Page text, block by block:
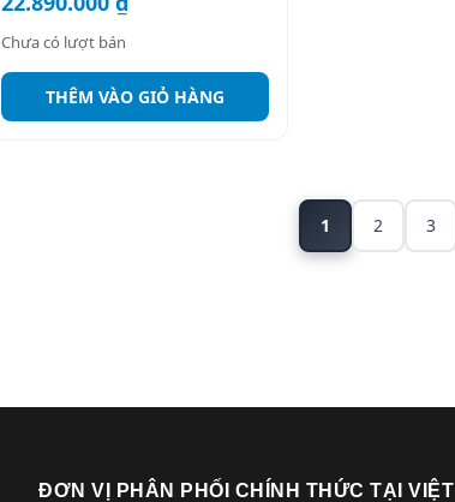
Chưa có lượt bán
THÊM VÀO GIỎ HÀNG
1 2 3
ĐƠN VỊ PHÂN PHỐI CHÍNH THỨC TẠI VIỆT